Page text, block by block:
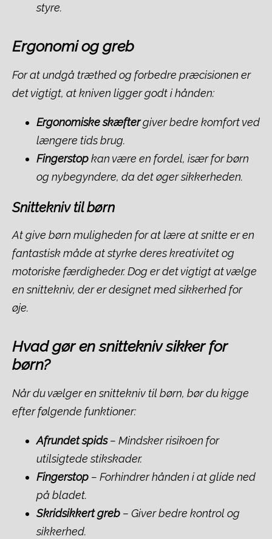
styre.
Ergonomi og greb
For at undgå træthed og forbedre præcisionen er
det vigtigt, at kniven ligger godt i hånden:
Ergonomiske skæftergiver bedre komfort ved
længere tids brug.
Fingerstopkan være en fordel, især for børn
og nybegyndere, da det øger sikkerheden.
Snittekniv til børn
At give børn muligheden for at lære at snitte er en
fantastisk måde at styrke deres kreativitet og
motoriske færdigheder. Dog er det vigtigt at vælge
en snittekniv, der er designet med sikkerhed for
øje.
Hvad gør en snittekniv sikker for
børn?
Når du vælger en snittekniv til børn, bør du kigge
efter følgende funktioner:
Afrundet spids– Mindsker risikoen for
utilsigtede stikskader.
Fingerstop – Forhindrer hånden i at glide ned
på bladet.
Skridsikkert greb – Giver bedre kontrol og
sikkerhed.